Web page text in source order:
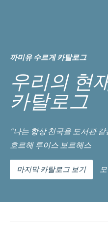
까미유 수르게 카탈로그
우리의 현
카탈로그
“나는 항상 천국을 도서관
호르헤 루이스 보르헤스
마지막 카탈로그 보기